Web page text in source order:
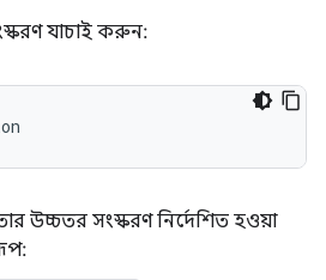
যাচাই করুন:
উচ্চতর সংস্করণ নির্দেশিত হওয়া